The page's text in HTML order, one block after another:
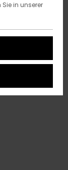
in unserer